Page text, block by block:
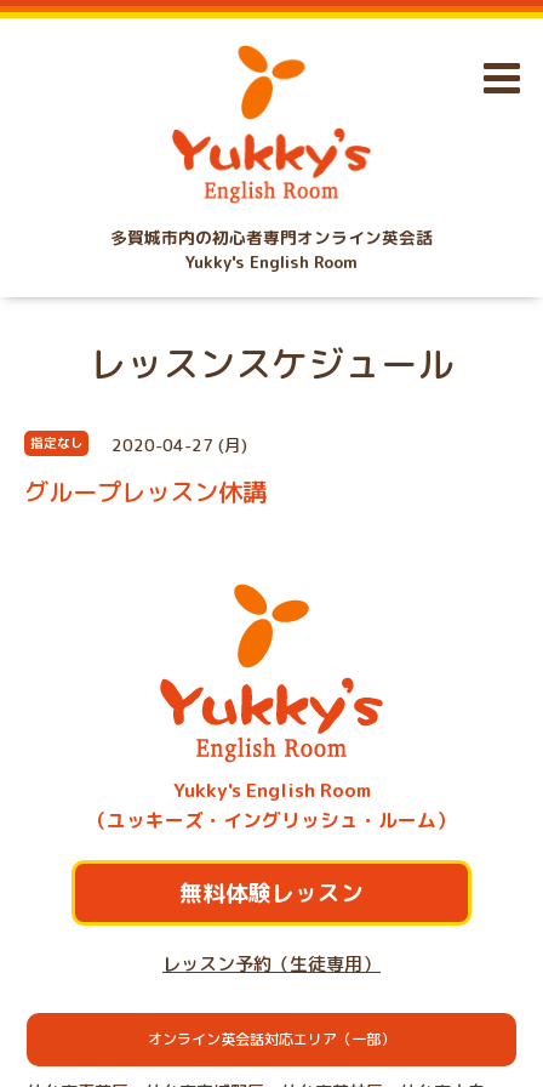
多賀城市内の初心者専門オンライン英会話
Yukky's English Room
レッスンスケジュール
指定なし 2020-04-27 (月)
グループレッスン休講
Yukky's English Room
（ユッキーズ・イングリッシュ・ルーム）
無料体験レッスン
レッスン予約（生徒専用）
オンライン英会話対応エリア（一部）